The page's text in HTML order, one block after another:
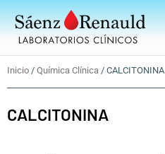
contenido
Inicio / Química Clínica / CALCITONINA
CALCITONINA